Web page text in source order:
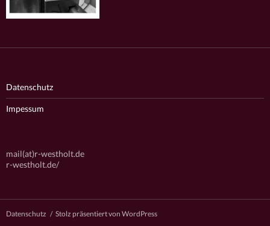
Datenschutz
Impessum
mail(at)r-westholt.de
r-westholt.de/
Datenschutz Stolz präsentiert von WordPress